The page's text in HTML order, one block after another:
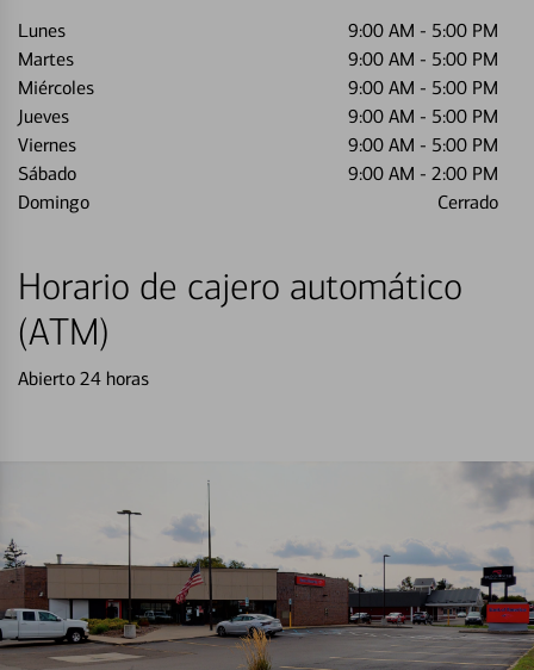
Lunes 9:00 AM - 5:00 PM
Martes
9:00 AM - 5:00 PM
Miércoles
9:00 AM - 5:00 PM
Jueves
9:00 AM - 5:00 PM
Viernes
9:00 AM - 5:00 PM
Sábado
9:00 AM - 2:00 PM
Domingo
Cerrado
Horario de cajero automático
(ATM)
Abierto 24 horas